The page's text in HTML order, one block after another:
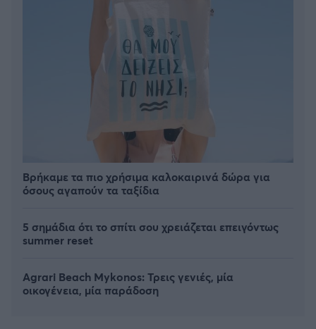
Βρήκαμε τα πιο χρήσιμα καλοκαιρινά δώρα για
όσους αγαπούν τα ταξίδια
5 σημάδια ότι το σπίτι σου χρειάζεται επειγόντως
summer reset
Agrari Beach Mykonos: Τρεις γενιές, μία
οικογένεια, μία παράδοση